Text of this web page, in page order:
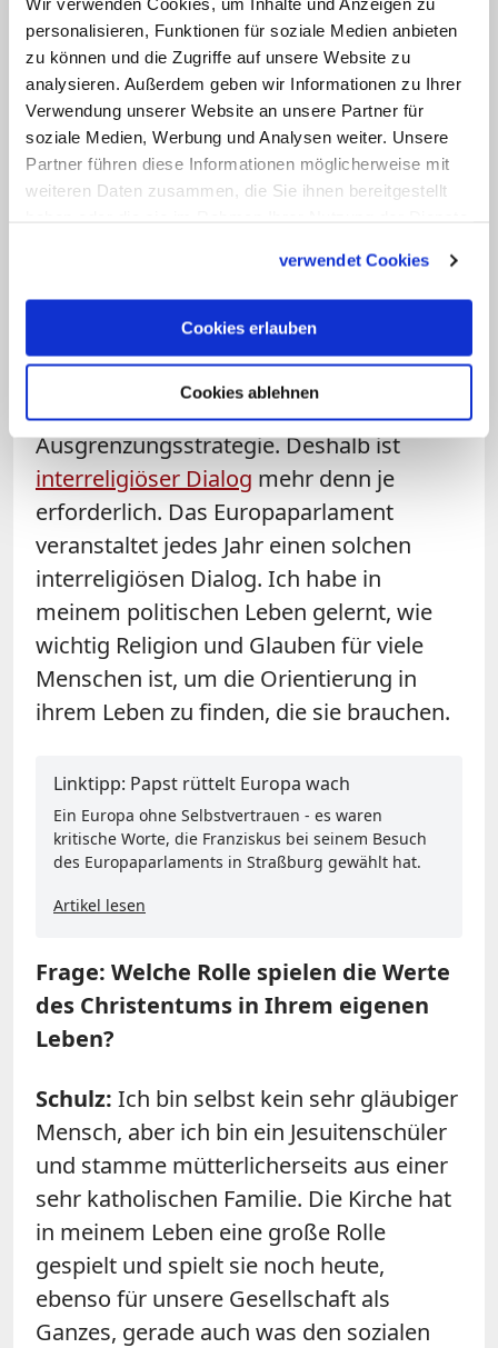
personalisieren, Funktionen für soziale Medien anbieten
zu können und die Zugriffe auf unsere Website zu
analysieren. Außerdem geben wir Informationen zu Ihrer
Verwendung unserer Website an unsere Partner für
soziale Medien, Werbung und Analysen weiter. Unsere
Partner führen diese Informationen möglicherweise mit
weiteren Daten zusammen, die Sie ihnen bereitgestellt
verwendet Cookies
Cookies erlauben
Cookies ablehnen
baut.
Frage: Sollte Religion eine größere
Rolle in unserer Gesellschaft spielen?
Schulz:Es gibt ein großes Bedürfnis
Islamophobie extrem gefährlich ist. Sie
wird zum politischen Projekt gemacht -
auch der politisierte Islam mit seiner
Ausgrenzungsstrategie. Deshalb ist
interreligiöser Dialog mehr denn je
erforderlich. Das Europaparlament
veranstaltet jedes Jahr einen solchen
interreligiösen Dialog. Ich habe in
meinem politischen Leben gelernt, wie
wichtig Religion und Glauben für viele
Menschen ist, um die Orientierung in
ihrem Leben zu finden, die sie brauchen.
Linktipp: Papst rüttelt Europa wach
Ein Europa ohne Selbstvertrauen - es waren
kritische Worte, die Franziskus bei seinem Besuch
des Europaparlaments in Straßburg gewählt hat.
Artikel lesen
Frage: Welche Rolle spielen die Werte
des Christentums in Ihrem eigenen
Leben?
Schulz: Ich bin selbst kein sehr gläubiger
Mensch, aber ich bin ein Jesuitenschüler
und stamme mütterlicherseits aus einer
sehr katholischen Familie. Die Kirche hat
in meinem Leben eine große Rolle
gespielt und spielt sie noch heute,
ebenso für unsere Gesellschaft als
Ganzes, gerade auch was den sozialen